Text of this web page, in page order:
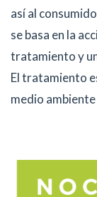
así al
se basa en la
tratamiento y
El tratamiento
medio